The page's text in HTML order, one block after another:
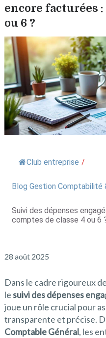
encore facturées :
ou 6 ?
Club entreprise /
Blog Gestion Comptabilité
Suivi des dépenses
comptes de classe 4 ou 6
28 août 2025
Dans le cadre rigoureux
lesuivi des dépenses
joue un rôle crucial pour
transparente et précise.
Comptable Général, les